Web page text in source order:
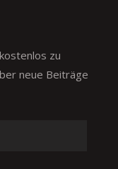
zu
neue Beiträge